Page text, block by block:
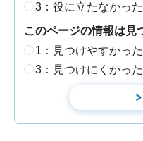
3：役に立たなかった
このページの情報は見
1：見つけやすかった
3：見つけにくかった